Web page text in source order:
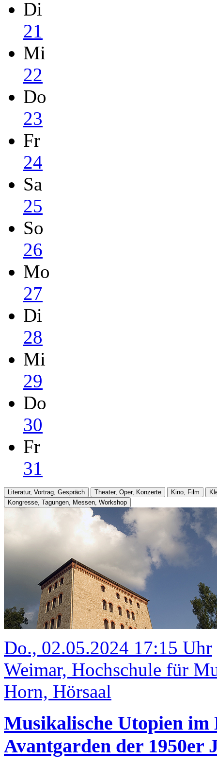
Di
21
Mi
22
Do
23
Fr
24
Sa
25
So
26
Mo
27
Di
28
Mi
29
Do
30
Fr
31
Literatur, Vortrag, Gespräch Theater, Oper, Konzerte Kino, Film
Kongresse, Tagungen, Messen, Workshop
Do., 02.05.2024 17:15 Uhr
Weimar, Hochschule für
Horn, Hörsaal
Musikalische Utopien im
Avantgarden der 1950er